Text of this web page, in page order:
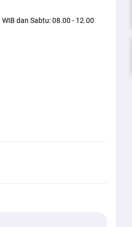
dan Sabtu: 08.00 - 12.00